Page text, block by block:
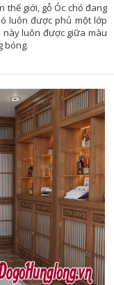
thế giới, gỗ Óc chó đang
luôn được phủ một lớp
này luôn được giữa màu
bóng.